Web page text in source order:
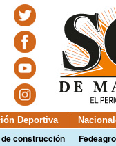
Deportiva
construcción Fedeagro